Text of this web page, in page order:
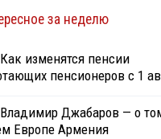
за неделю
Как изменятся пенсии
пенсионеров с 1
Владимир Джабаров — о
Европе Армения